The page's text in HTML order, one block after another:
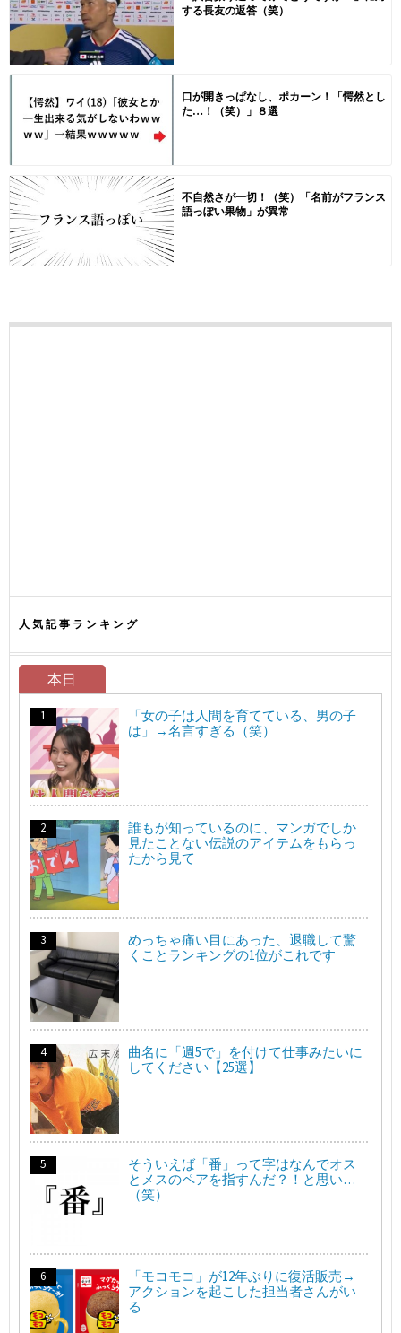
する長友の返答（笑）
口が開きっぱなし、ポカーン！「愕然とし
た…！（笑）」８選
不自然さが一切！（笑）「名前がフランス
語っぽい果物」が異常
人気記事ランキング
本日
「女の子は人間を育てている、男の子
は」→名言すぎる（笑）
誰もが知っているのに、マンガでしか
見たことない伝説のアイテムをもらっ
たから見て
めっちゃ痛い目にあった、退職して驚
くことランキングの1位がこれです
曲名に「週5で」を付けて仕事みたいに
してください【25選】
そういえば「番」って字はなんでオス
とメスのペアを指すんだ？！と思い…
（笑）
「モコモコ」が12年ぶりに復活販売→
アクションを起こした担当者さんがい
る